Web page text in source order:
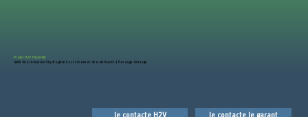
Projet H2V Thionville
Unité de production d’hydrogène bas carbone et de e-méthanol à Florange-Uckange
Je contacte H2V Je contacte le garant